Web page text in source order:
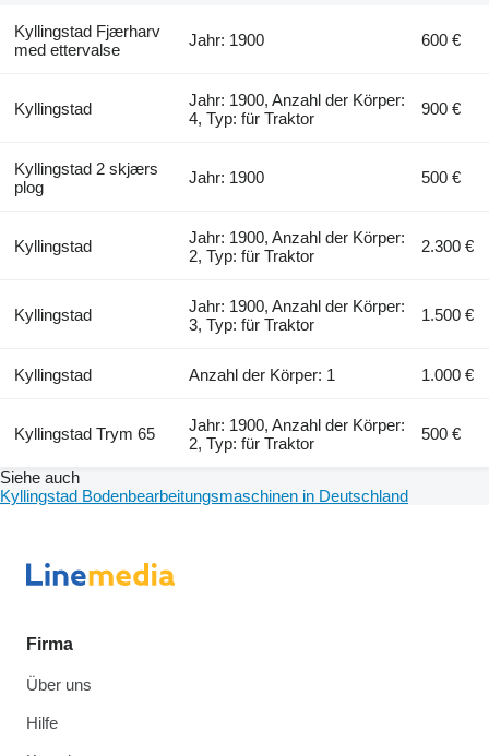
Kyllingstad Fjærharv
med ettervalse
Jahr: 1900 600 €
Kyllingstad
Jahr: 1900, Anzahl der Körper:
4, Typ: für Traktor
900 €
Kyllingstad 2 skjærs
plog
Jahr: 1900 500 €
Kyllingstad
Jahr: 1900, Anzahl der Körper:
2, Typ: für Traktor
2.300 €
Kyllingstad
Jahr: 1900, Anzahl der Körper:
3, Typ: für Traktor
1.500 €
Kyllingstad Anzahl der Körper: 1 1.000 €
Kyllingstad Trym 65
Jahr: 1900, Anzahl der Körper:
2, Typ: für Traktor
500 €
Siehe auch
Kyllingstad Bodenbearbeitungsmaschinen in Deutschland
Firma
Über uns
Hilfe